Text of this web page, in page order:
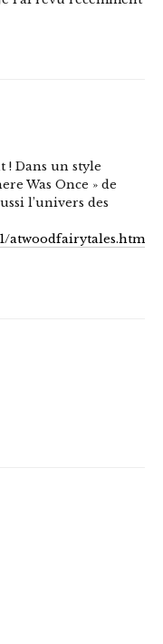
! Dans un style
Was Once » de
l’univers des
atwoodfairytales.html